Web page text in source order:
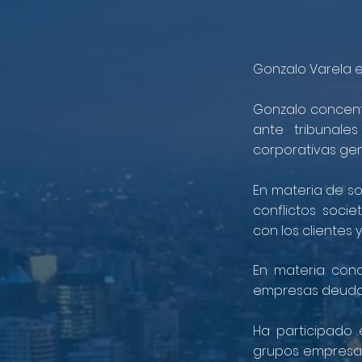
Gonzalo Varela
Gonzalo
ante
corporativas
En materia de
conflictos
con los clientes
En materia
empresas
Ha participado
grupos